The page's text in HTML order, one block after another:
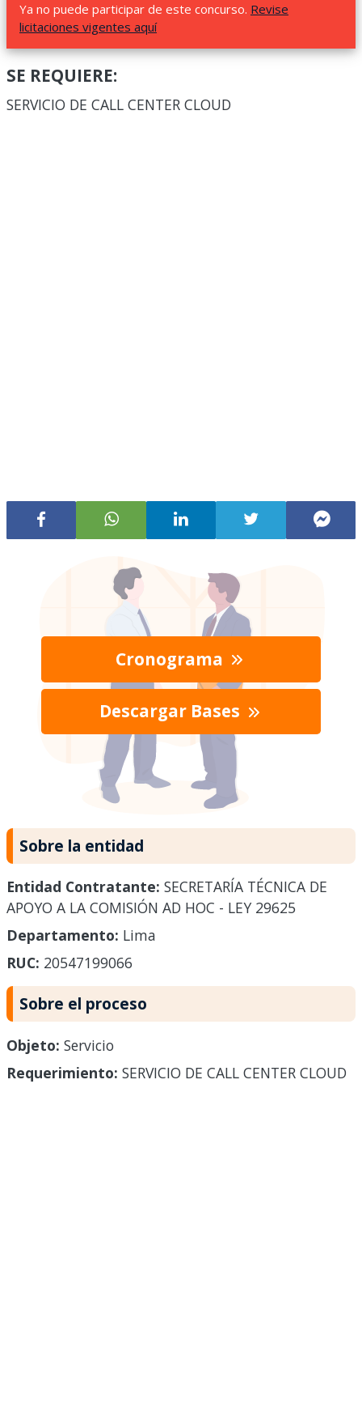
Ya no puede participar de este concurso. Revise
licitaciones vigentes aquí
SE REQUIERE:
SERVICIO DE CALL CENTER CLOUD
Cronograma
Descargar Bases
Sobre la entidad
Entidad Contratante: SECRETARÍA TÉCNICA DE
APOYO A LA COMISIÓN AD HOC - LEY 29625
Departamento: Lima
RUC: 20547199066
Sobre el proceso
Objeto: Servicio
Requerimiento: SERVICIO DE CALL CENTER CLOUD